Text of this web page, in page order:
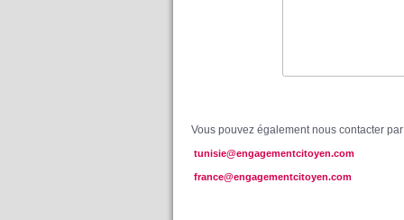
Vous pouvez également nous contacter
tunisie@engagementcitoyen.com
france@engagementcitoyen.com